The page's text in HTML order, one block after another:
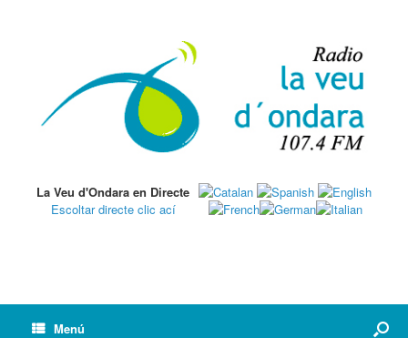
La Veu d'Ondara en Directe
Escoltar directe clic ací
Menú